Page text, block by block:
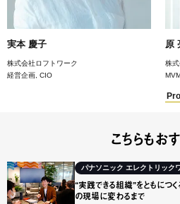
実本 慶子
株式会社ロフトワーク
経営企画, CIO
原
株
こちらもお
パナソニック エレクトリック
“実践できる組織”をともにつ
の現場に変わるまで
“実践できる組織”をともにつく